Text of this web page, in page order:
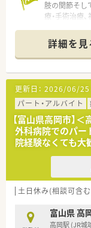
肢の関節そし
療・手術治療
■院長先生の
ついていきた
◾️月一で院内
なります
詳細を見
更新日： 2026/06/25
パート・アルバイト
【富山県高岡市】
外科病院でのパー
院経験なくても大
土日休み(相談可含
富山県 高
高岡駅 (JR城